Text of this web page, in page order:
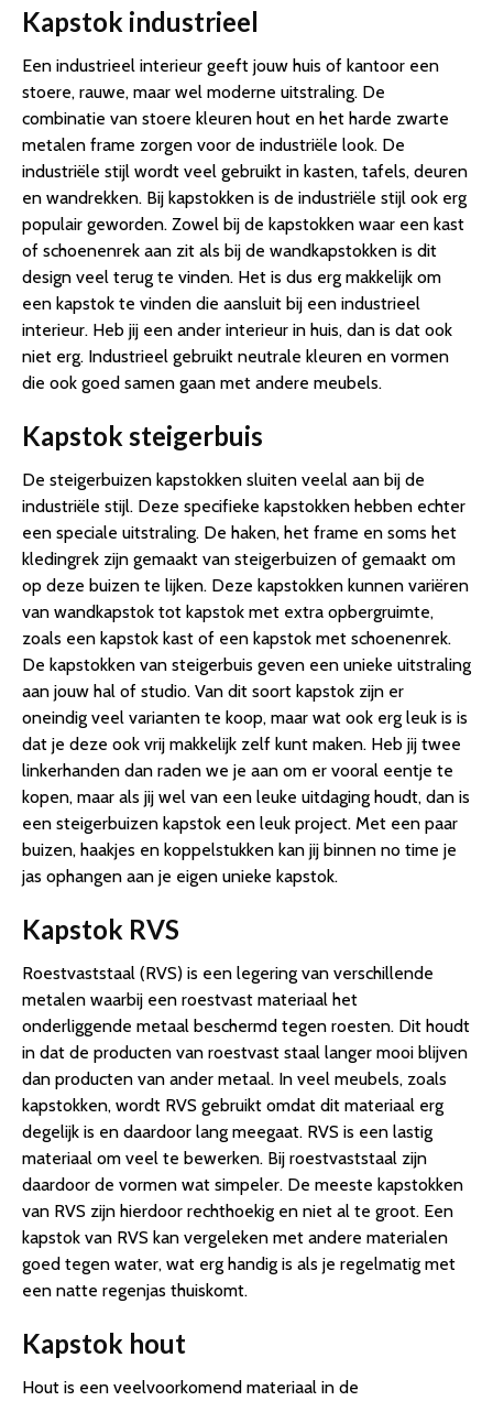
Kapstok industrieel
Een industrieel interieur geeft jouw huis of kantoor een
stoere, rauwe, maar wel moderne uitstraling. De
combinatie van stoere kleuren hout en het harde zwarte
metalen frame zorgen voor de industriële look. De
industriële stijl wordt veel gebruikt in kasten, tafels, deuren
en wandrekken. Bij kapstokken is de industriële stijl ook erg
populair geworden. Zowel bij de kapstokken waar een kast
of schoenenrek aan zit als bij de wandkapstokken is dit
design veel terug te vinden. Het is dus erg makkelijk om
een kapstok te vinden die aansluit bij een industrieel
interieur. Heb jij een ander interieur in huis, dan is dat ook
niet erg. Industrieel gebruikt neutrale kleuren en vormen
die ook goed samen gaan met andere meubels.
Kapstok steigerbuis
De steigerbuizen kapstokken sluiten veelal aan bij de
industriële stijl. Deze specifieke kapstokken hebben echter
een speciale uitstraling. De haken, het frame en soms het
kledingrek zijn gemaakt van steigerbuizen of gemaakt om
op deze buizen te lijken. Deze kapstokken kunnen variëren
van wandkapstok tot kapstok met extra opbergruimte,
zoals een kapstok kast of een kapstok met schoenenrek.
De kapstokken van steigerbuis geven een unieke uitstraling
aan jouw hal of studio. Van dit soort kapstok zijn er
oneindig veel varianten te koop, maar wat ook erg leuk is is
dat je deze ook vrij makkelijk zelf kunt maken. Heb jij twee
linkerhanden dan raden we je aan om er vooral eentje te
kopen, maar als jij wel van een leuke uitdaging houdt, dan is
een steigerbuizen kapstok een leuk project. Met een paar
buizen, haakjes en koppelstukken kan jij binnen no time je
jas ophangen aan je eigen unieke kapstok.
Kapstok RVS
Roestvaststaal (RVS) is een legering van verschillende
metalen waarbij een roestvast materiaal het
onderliggende metaal beschermd tegen roesten. Dit houdt
in dat de producten van roestvast staal langer mooi blijven
dan producten van ander metaal. In veel meubels, zoals
kapstokken, wordt RVS gebruikt omdat dit materiaal erg
degelijk is en daardoor lang meegaat. RVS is een lastig
materiaal om veel te bewerken. Bij roestvaststaal zijn
daardoor de vormen wat simpeler. De meeste kapstokken
van RVS zijn hierdoor rechthoekig en niet al te groot. Een
kapstok van RVS kan vergeleken met andere materialen
goed tegen water, wat erg handig is als je regelmatig met
een natte regenjas thuiskomt.
Kapstok hout
Hout is een veelvoorkomend materiaal in de